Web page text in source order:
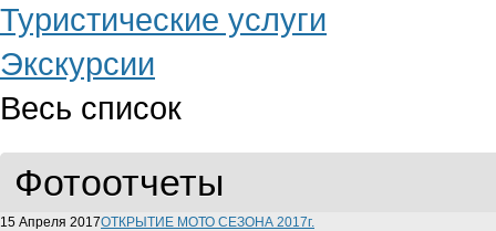
Туристические услуги
Экскурсии
Весь список
Фотоотчеты
15 Апреля 2017ОТКРЫТИЕ МОТО СЕЗОНА 2017г.